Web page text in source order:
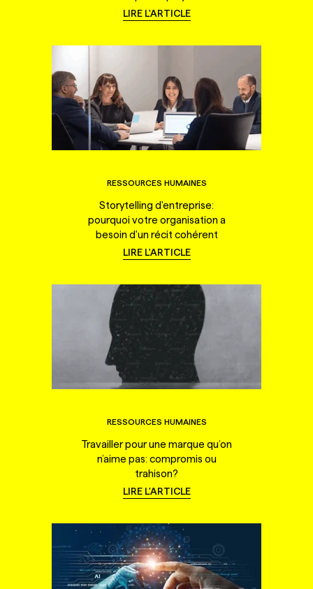
LIRE L'ARTICLE
RESSOURCES HUMAINES
Storytelling d'entreprise:
pourquoi votre organisation a
besoin d'un récit cohérent
LIRE L'ARTICLE
RESSOURCES HUMAINES
Travailler pour une marque qu’on
n’aime pas: compromis ou
trahison?
LIRE L'ARTICLE